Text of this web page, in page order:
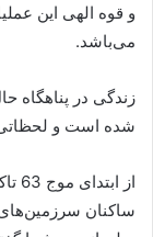
و قوه الهی این
می‌باشد.
زندگی در پناهگاه‌
شده است و لحظاتی
ساکنان